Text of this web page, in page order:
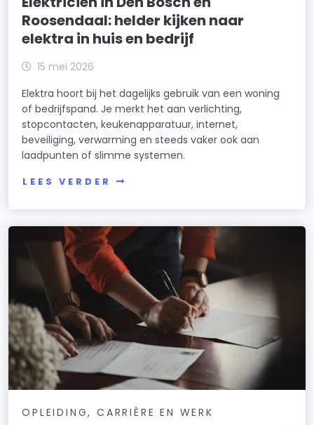
Roosendaal: helder kijken naar
elektra in huis en bedrijf
15 mei 2026
Elektra hoort bij het dagelijks gebruik van een woning
of bedrijfspand. Je merkt het aan verlichting,
stopcontacten, keukenapparatuur, internet,
beveiliging, verwarming en steeds vaker ook aan
laadpunten of slimme systemen.
LEES VERDER
OPLEIDING, CARRIÈRE EN WERK